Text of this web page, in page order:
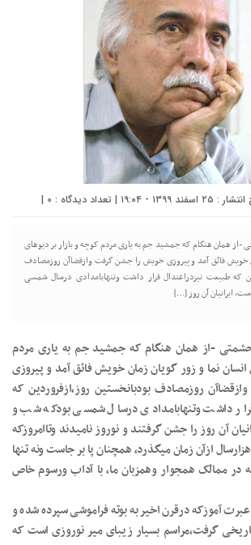
0
|
همان هنگام که جمشید جم به یاری مردم کوچه و بازار بر دیوهای
خویش فائق آمد و پیروزی خویش را جشن گرفت وازقضاآن روزمصادف
که طبیعت نیزدراعتدال قرار داشت وتنهابامدادی درسال شمسی
ایرانیان آن روز […]
-از همان هنگام که جمشید جم به یاری مردم
انسان نما و زور گویان زمان خویش فائق آمد و پیروزی
روزمصادف بودبانخستین روز،ازفروردین که
داشت وتنهابامدادی درسال شمسی بودکه شب و
آن روز را جشن گرفتند و نوروز نامیدند وتاامروزکه
ازآن زمان میگذرد، همچنان پا بر جاست ونه تنها
در ممالک همجوار وهمزبان ما، با آداب ورسوم خاص
آموزکه درقرن اخیر به بوته فراموشی سپرده شده و
گرفت،مراسم بسیار زیبای میر نوروزی است که